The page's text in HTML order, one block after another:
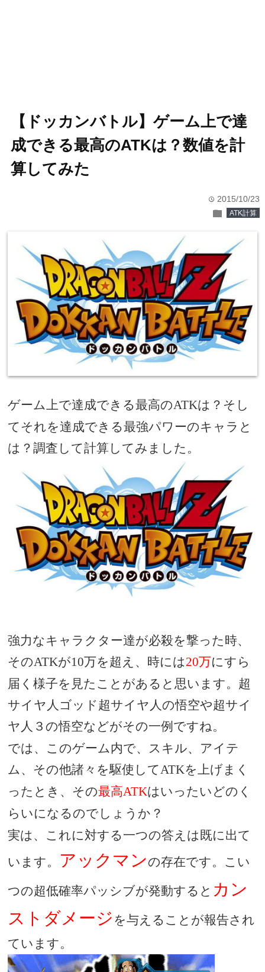
【ドッカンバトル】ゲーム上で達
成できる最高のATKは？数値を計
算してみた
time 2015/10/23
folder ATK計算
ゲーム上で達成できる最高のATKは？そし
てそれを達成できる最強パワーのキャラと
は？調査して計算してみました。
強力なキャラクター達が必殺を撃った時、
そのATKが10万を超え、時には20万にすら
届く様子を見たことがあると思います。超
サイヤ人ゴッド超サイヤ人の悟空や超サイ
ヤ人３の悟空などがその一例ですね。
では、このゲーム内で、スキル、アイテ
ム、その他諸々を駆使してATKを上げまく
ったとき、その最高ATKはいったいどのく
らいになるのでしょうか？
実は、これに対する一つの答えは既に出て
います。 アックマンの存在です。こい
つの超低確率パッシブが発動すると カン
ストダメージを与えることが報告され
ています。